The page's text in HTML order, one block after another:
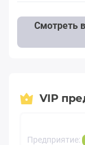
Смотреть
VIP
Предприятие: